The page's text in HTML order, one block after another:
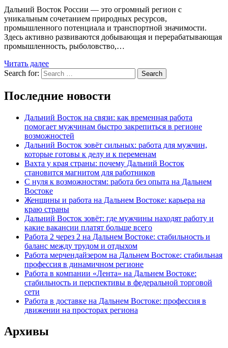
Дальний Восток России — это огромный регион с
уникальным сочетанием природных ресурсов,
промышленного потенциала и транспортной значимости.
Здесь активно развиваются добывающая и перерабатывающая
промышленность, рыболовство,…
Читать далее
Search for:
Search
Последние новости
Дальний Восток на связи: как временная работа
помогает мужчинам быстро закрепиться в регионе
возможностей
Дальний Восток зовёт сильных: работа для мужчин,
которые готовы к делу и к переменам
Вахта у края страны: почему Дальний Восток
становится магнитом для работников
С нуля к возможностям: работа без опыта на Дальнем
Востоке
Женщины и работа на Дальнем Востоке: карьера на
краю страны
Дальний Восток зовёт: где мужчины находят работу и
какие вакансии платят больше всего
Работа 2 через 2 на Дальнем Востоке: стабильность и
баланс между трудом и отдыхом
Работа мерчендайзером на Дальнем Востоке: стабильная
профессия в динамичном регионе
Работа в компании «Лента» на Дальнем Востоке:
стабильность и перспективы в федеральной торговой
сети
Работа в доставке на Дальнем Востоке: профессия в
движении на просторах региона
Архивы